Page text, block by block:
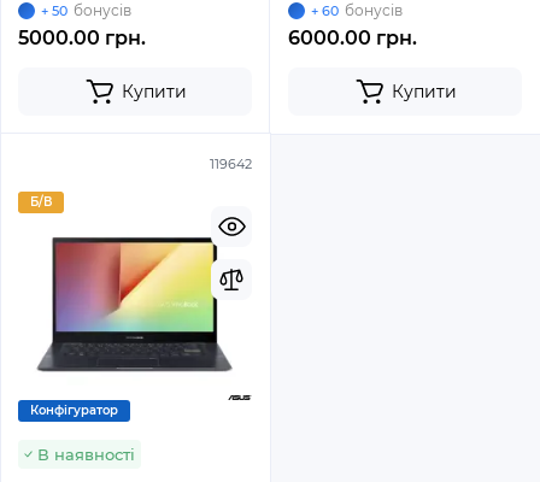
+ 50 бонусів
5000.00 грн.
Купити
+ 60 бонусів
6000.00 грн.
Купити
119642
Б/В
Конфігуратор
В наявності